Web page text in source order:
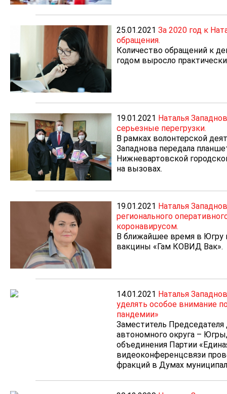
25.01.2021 За 2020 год к
обращения.
Количество обращений к
годом выросло
19.01.2021 Наталья
серьезные перегрузки.
В рамках волонтерской
Западнова передала
Нижневартовской
на вызовах.
19.01.2021 Наталья
регионального
коронавирусом.
В ближайшее время в Югру
вакцины «Гам КОВИД Вак».
14.01.2021 Наталья
уделять особое внимание
пандемии»
Заместитель
автономного округа –
объединения Партии
видеоконференцсвязи
фракций в Думах